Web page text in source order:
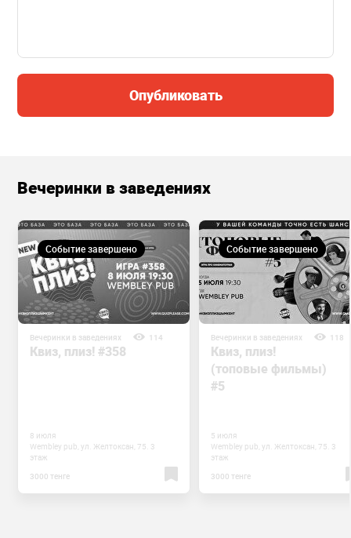
Опубликовать
Вечеринки в заведениях
Событие завершено
Вечеринки в заведениях 114
Квиз, плиз! #358
8 июля
Wembley pub, ул. Желтоксан, 75. 3
этаж
3000 тенге
Событие завершено
Вечеринки в заведениях 118
Квиз, плиз!
(топовые фильмы)
#5
5 июля
Wembley pub, ул. Желтоксан, 75. 3
этаж
3000 тенге